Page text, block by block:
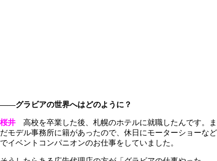
――グラビアの世界へはどのように？
桜井 高校を卒業した後、札幌のホテルに就職したんです。ま
だモデル事務所に籍があったので、休日にモーターショーなど
でイベントコンパニオンのお仕事をしていました。